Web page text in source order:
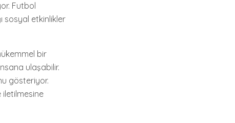
Futbol
sosyal etkinlikler
bir
ulaşabilir.
gösteriyor.
iletilmesine